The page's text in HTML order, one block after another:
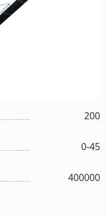
200
0-45
400000